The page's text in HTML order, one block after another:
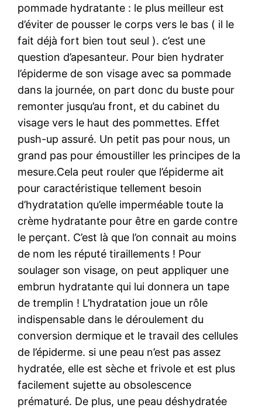
pommade hydratante : le plus meilleur est
d’éviter de pousser le corps vers le bas ( il le
fait déjà fort bien tout seul ). c’est une
question d’apesanteur. Pour bien hydrater
l’épiderme de son visage avec sa pommade
dans la journée, on part donc du buste pour
remonter jusqu’au front, et du cabinet du
visage vers le haut des pommettes. Effet
push-up assuré. Un petit pas pour nous, un
grand pas pour émoustiller les principes de la
mesure.Cela peut rouler que l’épiderme ait
pour caractéristique tellement besoin
d’hydratation qu’elle imperméable toute la
crème hydratante pour être en garde contre
le perçant. C’est là que l’on connait au moins
de nom les réputé tiraillements ! Pour
soulager son visage, on peut appliquer une
embrun hydratante qui lui donnera un tape
de tremplin ! L’hydratation joue un rôle
indispensable dans le déroulement du
conversion dermique et le travail des cellules
de l’épiderme. si une peau n’est pas assez
hydratée, elle est sèche et frivole et est plus
facilement sujette au obsolescence
prématuré. De plus, une peau déshydratée